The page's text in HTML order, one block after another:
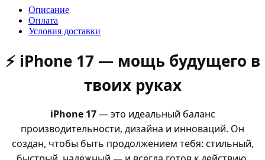
Описание
Оплата
Условия доставки
⚡ iPhone 17 — мощь будущего в
твоих руках
iPhone 17— это идеальный баланс
производительности, дизайна и инноваций. Он
создан, чтобы быть продолжением тебя: стильный,